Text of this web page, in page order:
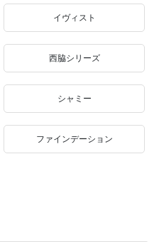
イヴィスト
西脇シリーズ
シャミー
ファインデーション